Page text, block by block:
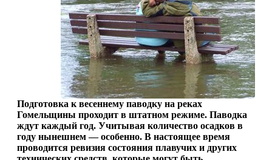
Подготовка к весеннему паводку на реках
Гомельщины проходит в штатном режиме. Паводка
ждут каждый год. Учитывая количество осадков в
году нынешнем — особенно. В настоящее время
проводится ревизия состояния плавучих и других